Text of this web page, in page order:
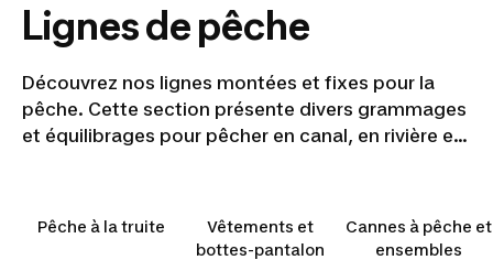
Lignes de pêche
Découvrez nos lignes montées et fixes pour la
pêche. Cette section présente divers grammages
et équilibrages pour pêcher en canal, en rivière et
envies.
Pêche à la truite
Vêtements et
bottes-pantalon
Cannes à pêche et
ensembles